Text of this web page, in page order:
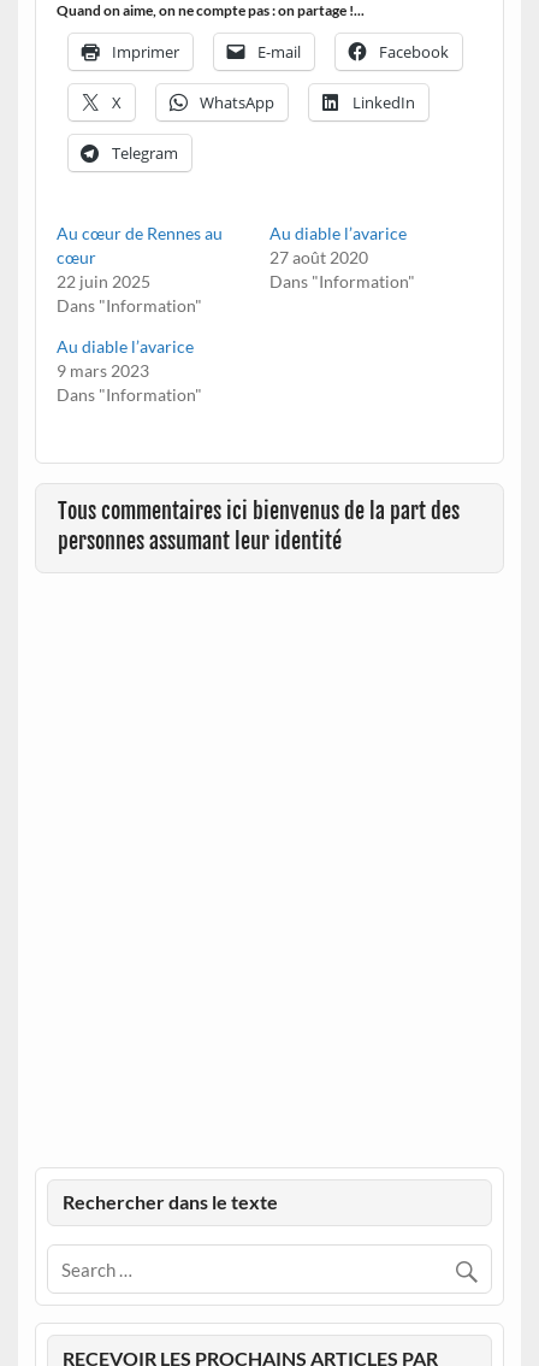
Quand on aime, on ne compte pas : on partage !...
Imprimer E-mail Facebook
X WhatsApp LinkedIn
Telegram
Au cœur de Rennes au
cœur
22 juin 2025
Dans "Information"
Au diable l’avarice
27 août 2020
Dans "Information"
Au diable l’avarice
9 mars 2023
Dans "Information"
Tous commentaires ici bienvenus de la part des
personnes assumant leur identité
Rechercher dans le texte
RECEVOIR LES PROCHAINS ARTICLES PAR